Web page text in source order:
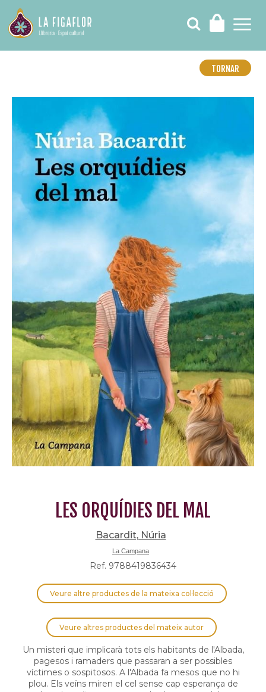
TORNAR
LES ORQUÍDIES DEL MAL
Bacardit, Núria
La Campana
Ref. 9788419836434
Veure altre productes de la mateixa col·lecció
Veure altres productes del mateix autor
Un misteri que implicarà tots els habitants de l'Albada,
pagesos i ramaders que passaran a ser possibles
víctimes o sospitosos. A l'Albada fa mesos que no hi
plou. Els veïns miren el cel sense cap esperança de